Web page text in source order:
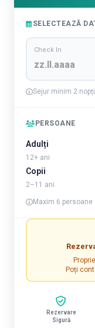
SELECTEAZĂ
Check In
Sejur minim 2 nopți
PERSOANE
Adulți
12+ ani
Copii
2–11 ani
Maxim 6 persoane
Poți
Rezervare
Sigură